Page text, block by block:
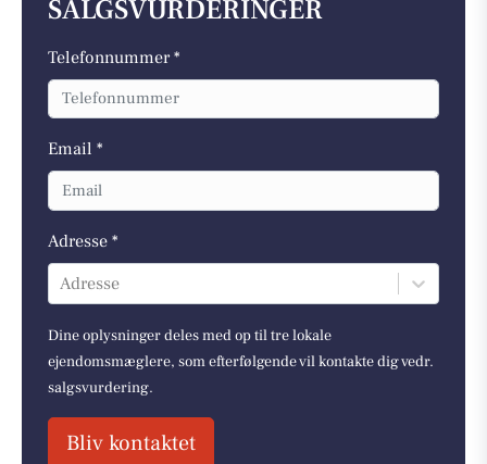
SALGSVURDERINGER
Telefonnummer *
Email *
Adresse *
Adresse
Dine oplysninger deles med op til tre lokale
ejendomsmæglere, som efterfølgende vil kontakte dig vedr.
salgsvurdering.
Bliv kontaktet